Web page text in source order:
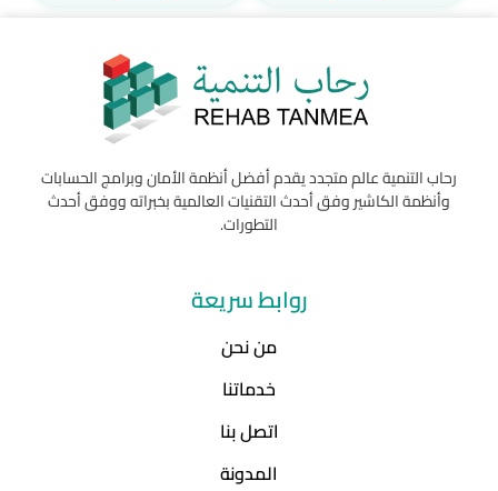
رحاب التنمية عالم متجدد يقدم أفضل أنظمة الأمان وبرامج الحسابات
وأنظمة الكاشير وفق أحدث التقنيات العالمية بخبراته ووفق أحدث
التطورات.
روابط سريعة
من نحن
خدماتنا
اتصل بنا
المدونة